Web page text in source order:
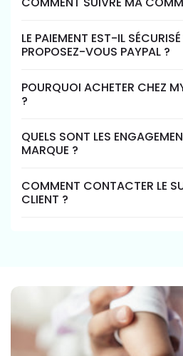
LE PAIEMENT EST-IL
PROPOSEZ-VOUS PAYPAL ?
POURQUOI ACHETER CHEZ
?
QUELS SONT LES
MARQUE ?
COMMENT CONTACTER LE
CLIENT ?